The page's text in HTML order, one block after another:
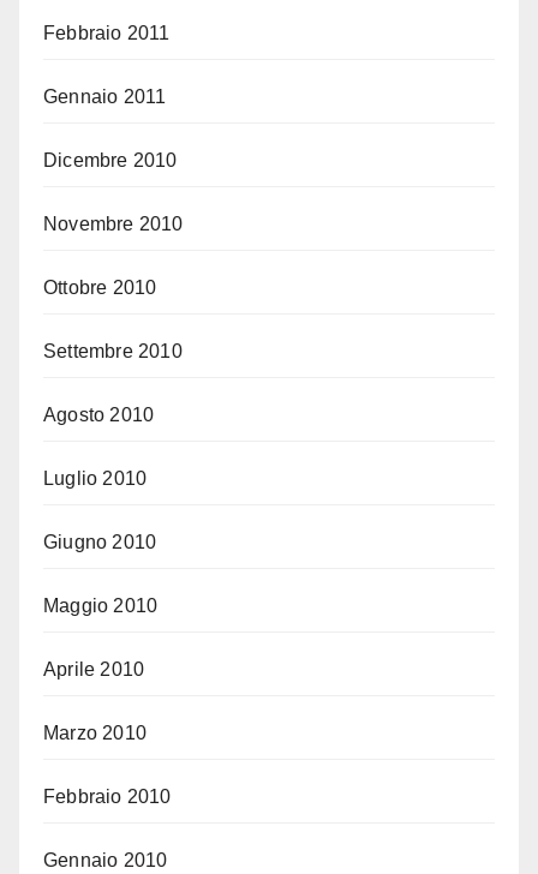
Febbraio 2011
Gennaio 2011
Dicembre 2010
Novembre 2010
Ottobre 2010
Settembre 2010
Agosto 2010
Luglio 2010
Giugno 2010
Maggio 2010
Aprile 2010
Marzo 2010
Febbraio 2010
Gennaio 2010